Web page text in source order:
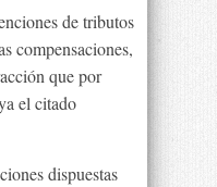
de tributos
compensaciones,
que por
el citado
dispuestas